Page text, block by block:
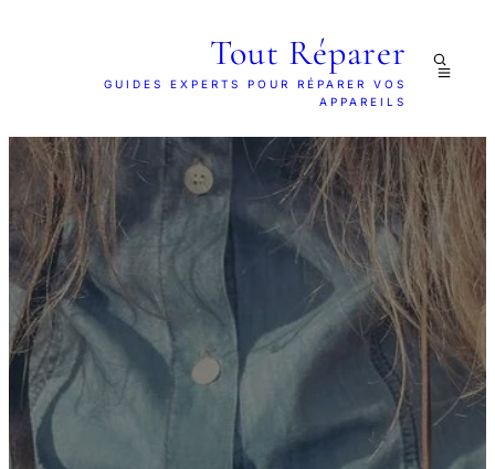
Tout Réparer
GUIDES EXPERTS POUR RÉPARER VOS
APPAREILS